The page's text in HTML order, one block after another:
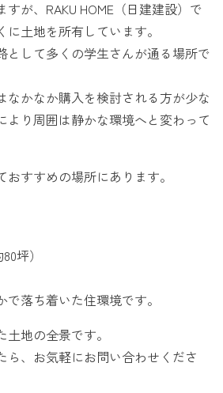
が、RAKU HOME（日建建設）で
土地を所有しています。
として多くの学生さんが通る場所で
なかなか購入を検討される方が少な
より周囲は静かな環境へと変わって
すすめの場所にあります。
坪）
落ち着いた住環境です。
地の全景です。
ら、お気軽にお問い合わせくださ